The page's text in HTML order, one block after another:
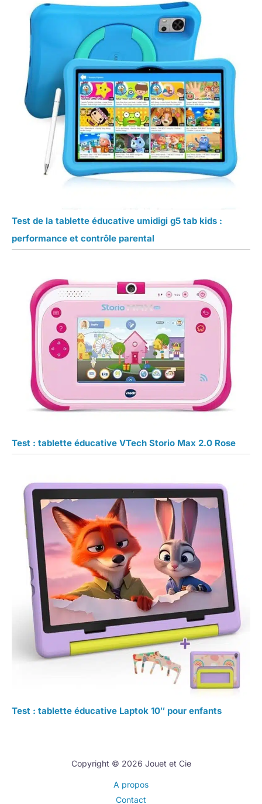
Test de la tablette éducative umidigi g5 tab kids :
performance et contrôle parental
Test : tablette éducative VTech Storio Max 2.0 Rose
Test : tablette éducative Laptok 10″ pour enfants
Copyright © 2026 Jouet et Cie
A propos
Contact